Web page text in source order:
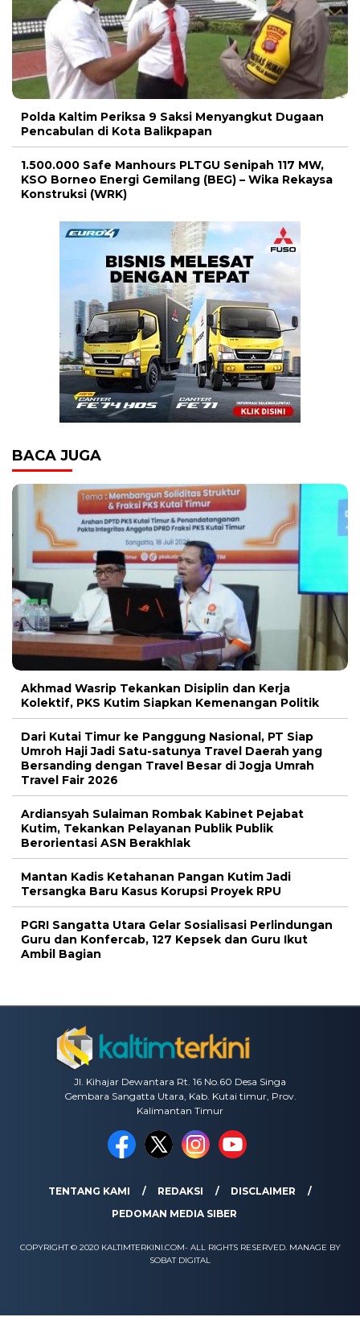
Polda Kaltim Periksa 9 Saksi Menyangkut Dugaan
Pencabulan di Kota Balikpapan
1.500.000 Safe Manhours PLTGU Senipah 117 MW,
KSO Borneo Energi Gemilang (BEG) – Wika Rekaysa
Konstruksi (WRK)
BACA JUGA
Akhmad Wasrip Tekankan Disiplin dan Kerja
Kolektif, PKS Kutim Siapkan Kemenangan Politik
Dari Kutai Timur ke Panggung Nasional, PT Siap
Umroh Haji Jadi Satu-satunya Travel Daerah yang
Bersanding dengan Travel Besar di Jogja Umrah
Travel Fair 2026
Ardiansyah Sulaiman Rombak Kabinet Pejabat
Kutim, Tekankan Pelayanan Publik Publik
Berorientasi ASN Berakhlak
Mantan Kadis Ketahanan Pangan Kutim Jadi
Tersangka Baru Kasus Korupsi Proyek RPU
PGRI Sangatta Utara Gelar Sosialisasi Perlindungan
Guru dan Konfercab, 127 Kepsek dan Guru Ikut
Ambil Bagian
Jl. Kihajar Dewantara Rt. 16 No.60 Desa Singa
Gembara Sangatta Utara, Kab. Kutai timur, Prov.
Kalimantan Timur
TENTANG KAMI REDAKSI
DISCLAIMER
PEDOMAN MEDIA SIBER
COPYRIGHT © 2020 KALTIMTERKINI.COM- ALL RIGHTS RESERVED. MANAGE BY
SOBAT DIGITAL